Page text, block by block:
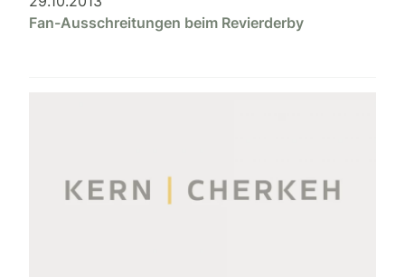
Fan-Ausschreitungen beim Revierderby